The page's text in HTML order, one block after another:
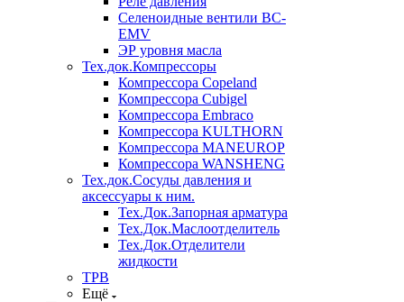
Селеноидные вентили BC-
EMV
ЭР уровня масла
Тех.док.Компрессоры
Компрессора Copeland
Компрессора Cubigel
Компрессора Embraco
Компрессора KULTHORN
Компрессора MANEUROP
Компрессора WANSHENG
Тех.док.Сосуды давления и
аксессуары к ним.
Тех.Док.Запорная арматура
Тех.Док.Маслоотделитель
Тех.Док.Отделители
жидкости
ТРВ
Ещё